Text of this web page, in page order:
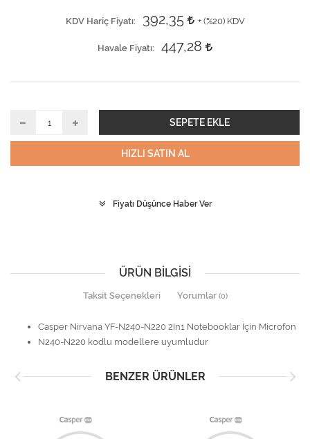
KDV Hariç Fiyatı 392,35 + (%20) KDV
Havale Fiyatı 447,28
SEPETE EKLE
HIZLI SATIN AL
Fiyatı Düşünce Haber Ver
ÜRÜN BILGISI
Taksit Seçenekleri Yorumlar (0)
Casper Nirvana YF-N240-N220 2In1 Notebooklar İçin Microfon
N240-N220 kodlu modellere uyumludur
BENZER ÜRÜNLER